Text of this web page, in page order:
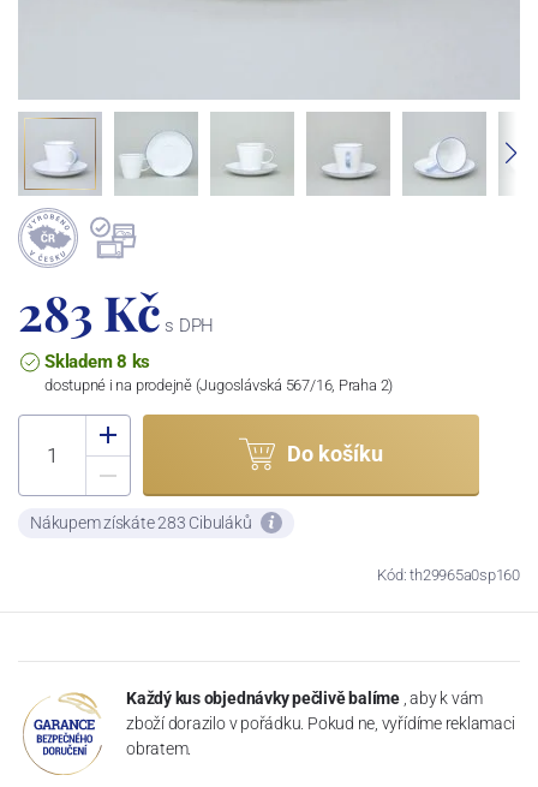
283 Kč s DPH
Skladem 8 ks
dostupné i na prodejně (Jugoslávská 567/16, Praha 2)
Do košíku
Nákupem získáte 283 Cibuláků
Kód: th29965a0sp160
Každý kus objednávky pečlivě balíme , aby k vám
zboží dorazilo v pořádku. Pokud ne, vyřídíme reklamaci
obratem.